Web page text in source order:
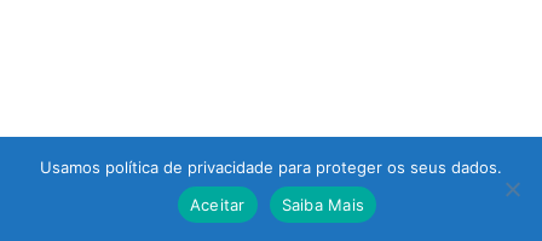
Usamos política de privacidade para proteger os seus dados.
Aceitar
Saiba Mais
Atendimento